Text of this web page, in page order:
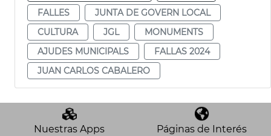
FALLES
JUNTA DE GOVERN LOCAL
CULTURA
JGL
MONUMENTS
AJUDES MUNICIPALS
FALLAS 2024
JUAN CARLOS CABALERO
Nuestras Apps Páginas de Interés